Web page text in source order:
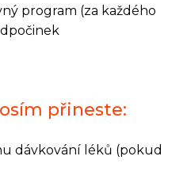
program (za každého
přineste:
dávkování léků (pokud